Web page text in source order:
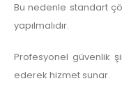
Bu nedenle standart
yapılmalıdır.
Profesyonel güvenlik
ederek hizmet sunar.